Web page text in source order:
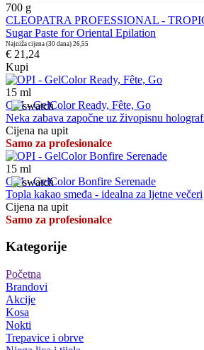
700 g
CLEOPATRA PROFESSIONAL -
Sugar Paste for Oriental Epilation
Najniža cijena (30 dana) 26,55
€ 21,24
Kupi
15 ml
OPI - GelColor Ready, Fête, Go
Neka zabava započne uz živopisnu
Cijena na upit
Samo za profesionalce
15 ml
OPI - GelColor Bonfire Serenade
Topla kakao smeđa - idealna za ljetne večeri
Cijena na upit
Samo za profesionalce
Kategorije
Početna
Brandovi
Akcije
Kosa
Nokti
Trepavice i obrve